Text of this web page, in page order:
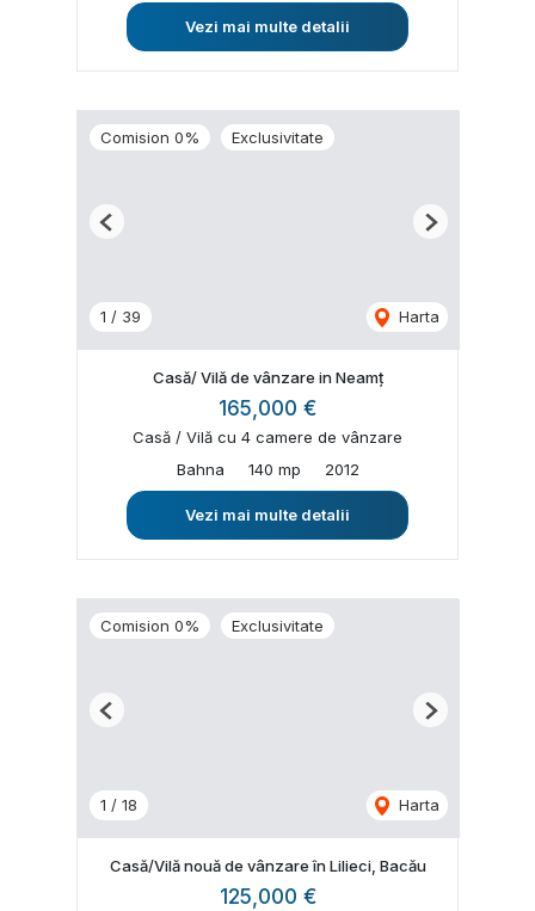
Vezi mai multe detalii
Comision 0% Exclusivitate
1 / 39 Harta
Previous Next
Casă/ Vilă de vânzare in Neamț
165,000 €
Casă / Vilă cu 4 camere de vânzare
Bahna
140 mp 2012
Vezi mai multe detalii
Comision 0% Exclusivitate
1 / 18 Harta
Previous Next
Casă/Vilă nouă de vânzare în Lilieci, Bacău
125,000 €